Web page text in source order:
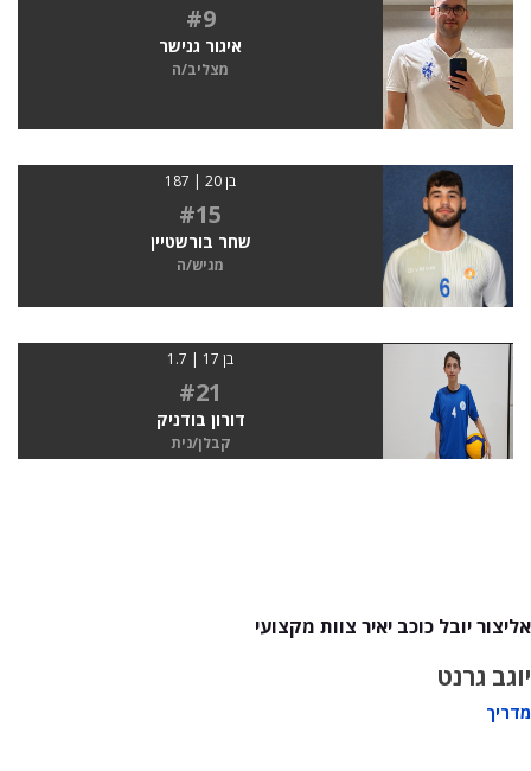
#9
איגור גנישר
מצליב/ה
בן 20 | 187
#15
שחר בורשטיין
מגיש/ה
בן 17 | 1.7
#21
דורון בודניק
קבלן/נית
אליצור יובל כוכב יאיר צוות מקצועי
יוגב גרנט
מדריך